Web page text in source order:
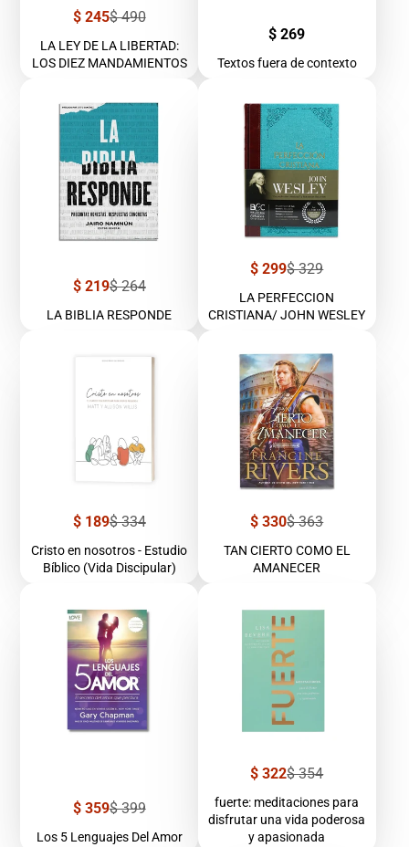
Precio
venta
$ 245Precio
$ 490
LA LEY DE LA LIBERTAD:
LOS DIEZ MANDAMIENTOS
Precio
$ 269
Textos fuera de contexto
Precio
venta
$ 219Precio
$ 264
LA BIBLIA RESPONDE
Precio
venta
$ 299Precio
$ 329
LA PERFECCION
CRISTIANA/ JOHN WESLEY
Precio
venta
$ 189Precio
$ 334
Cristo en nosotros - Estudio
Bíblico (Vida Discipular)
Precio
venta
$ 330Precio
$ 363
TAN CIERTO COMO EL
AMANECER
Precio
venta
$ 359Precio
$ 399
Los 5 Lenguajes Del Amor
Precio
venta
$ 322Precio
$ 354
fuerte: meditaciones para
disfrutar una vida poderosa
y apasionada